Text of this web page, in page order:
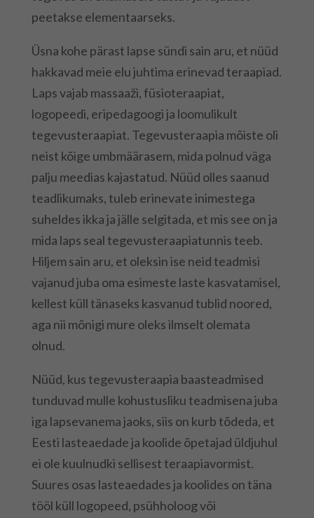
peetakse elementaarseks.
Üsna kohe pärast lapse sündi sain aru, et nüüd
hakkavad meie elu juhtima erinevad teraapiad.
Laps vajab massaaži, füsioteraapiat,
logopeedi, eripedagoogi ja loomulikult
tegevusteraapiat. Tegevusteraapia mõiste oli
neist kõige umbmäärasem, mida polnud väga
palju meedias kajastatud. Nüüd olles saanud
teadlikumaks, tuleb erinevate inimestega
suheldes ikka ja jälle selgitada, et mis see on ja
mida laps seal tegevusteraapiatunnis teeb.
Hiljem sain aru, et oleksin ise neid teadmisi
vajanud juba oma esimeste laste kasvatamisel,
kellest küll tänaseks kasvanud tublid noored,
aga nii mõnigi mure oleks ilmselt olemata
olnud.
Nüüd, kus tegevusteraapia baasteadmised
tunduvad mulle kohustusliku teadmisena juba
iga lapsevanema jaoks, siis on kurb tõdeda, et
Eesti lasteaedade ja koolide õpetajad üldjuhul
ei ole kuulnudki sellisest teraapiavormist.
Suures osas lasteaedades ja koolides on täna
tööl küll logopeed, psühholoog või